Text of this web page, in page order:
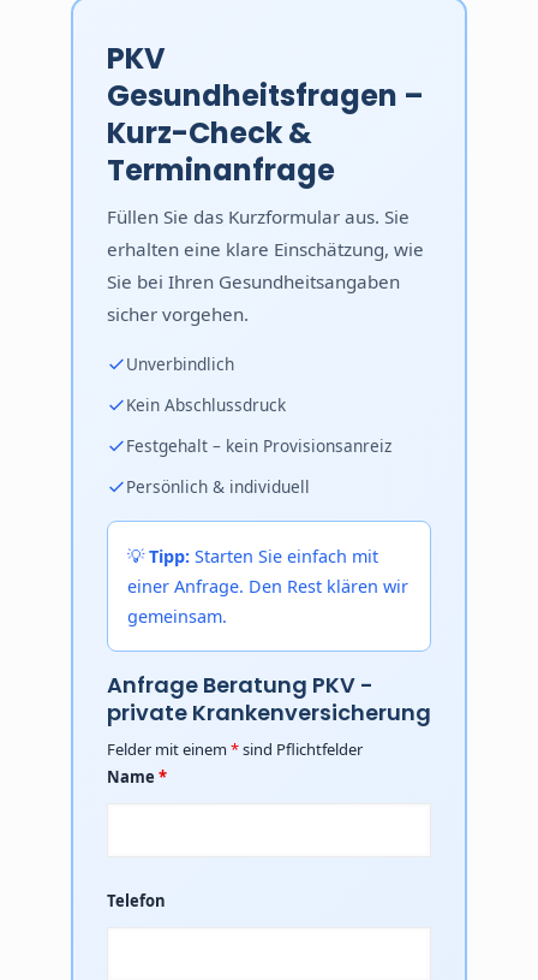
PKV
Gesundheitsfragen –
Kurz-Check &
Terminanfrage
Füllen Sie das Kurzformular aus. Sie
erhalten eine klare Einschätzung, wie
Sie bei Ihren Gesundheitsangaben
sicher vorgehen.
Unverbindlich
Kein Abschlussdruck
Festgehalt – kein Provisionsanreiz
Persönlich & individuell
💡Tipp: Starten Sie einfach mit
einer Anfrage. Den Rest klären wir
gemeinsam.
Anfrage Beratung PKV -
private Krankenversicherung
Felder mit einem*sind Pflichtfelder
Name *
Telefon